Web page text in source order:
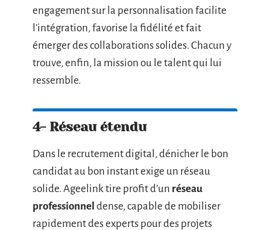
engagement sur la personnalisation facilite
l’intégration, favorise la fidélité et fait
émerger des collaborations solides. Chacun y
trouve, enfin, la mission ou le talent qui lui
ressemble.
4- Réseau étendu
Dans le recrutement digital, dénicher le bon
candidat au bon instant exige un réseau
solide. Ageelink tire profit d’un réseau
professionnel dense, capable de mobiliser
rapidement des experts pour des projets